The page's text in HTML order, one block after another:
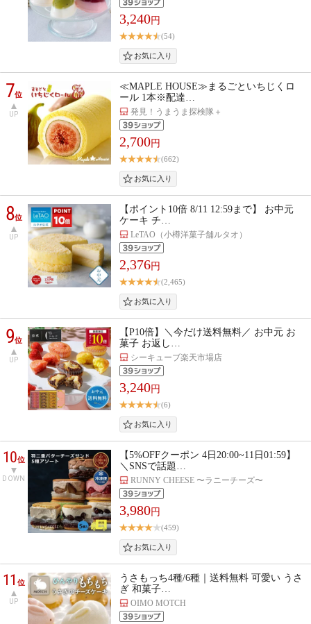
3,240円
(54)
7位
UP
≪MAPLE HOUSE≫まるごといちじくロ
ール 1本※配達…
発見！うまうま探検隊＋
2,700円
(662)
8位
UP
【ポイント10倍 8/11 12:59まで】 お中元
ケーキ チ…
LeTAO（小樽洋菓子舗ルタオ）
2,376円
(2,465)
9位
UP
【P10倍】＼今だけ送料無料／ お中元 お
菓子 お返し…
シーキューブ楽天市場店
3,240円
(6)
10位
DOWN
【5%OFFクーポン 4日20:00~11日01:59】
＼SNSで話題…
RUNNY CHEESE 〜ラニーチーズ〜
3,980円
(459)
11位
UP
うさもっち4種/6種｜送料無料 可愛い うさ
ぎ 和菓子…
OIMO MOTCH